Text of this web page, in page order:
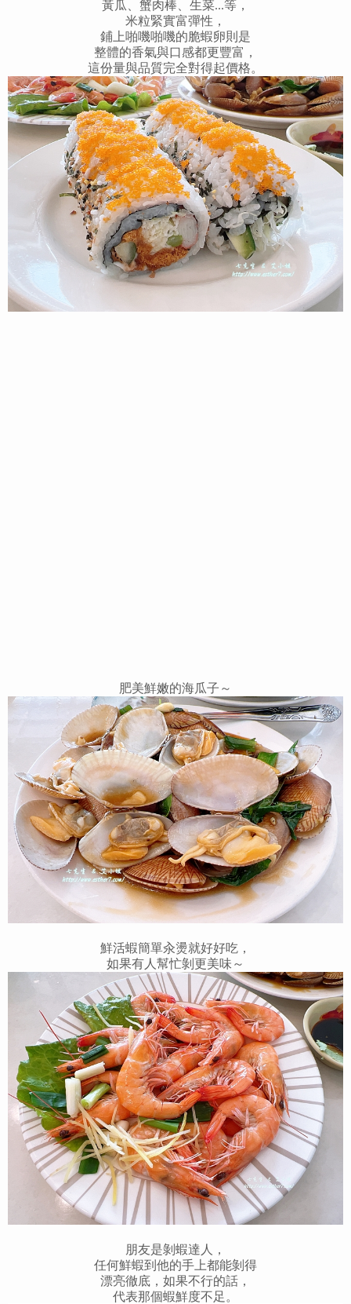
黃瓜、蟹肉棒、生菜...等，
米粒緊實富彈性，
鋪上啪嘰啪嘰的脆蝦卵則是
整體的香氣與口感都更豐富，
這份量與品質完全對得起價格。
肥美鮮嫩的海瓜子～
鮮活蝦簡單汆燙就好好吃，
如果有人幫忙剝更美味～
朋友是剝蝦達人，
任何鮮蝦到他的手上都能剝得
漂亮徹底，如果不行的話，
代表那個蝦鮮度不足。